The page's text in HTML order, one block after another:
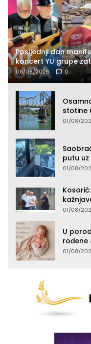
Posljednji dan
koncert YU grupe
08/08/2026 0
stotine
01/08/
putu uz
lica
01/08/
01/08/
U
rođene
01/08/